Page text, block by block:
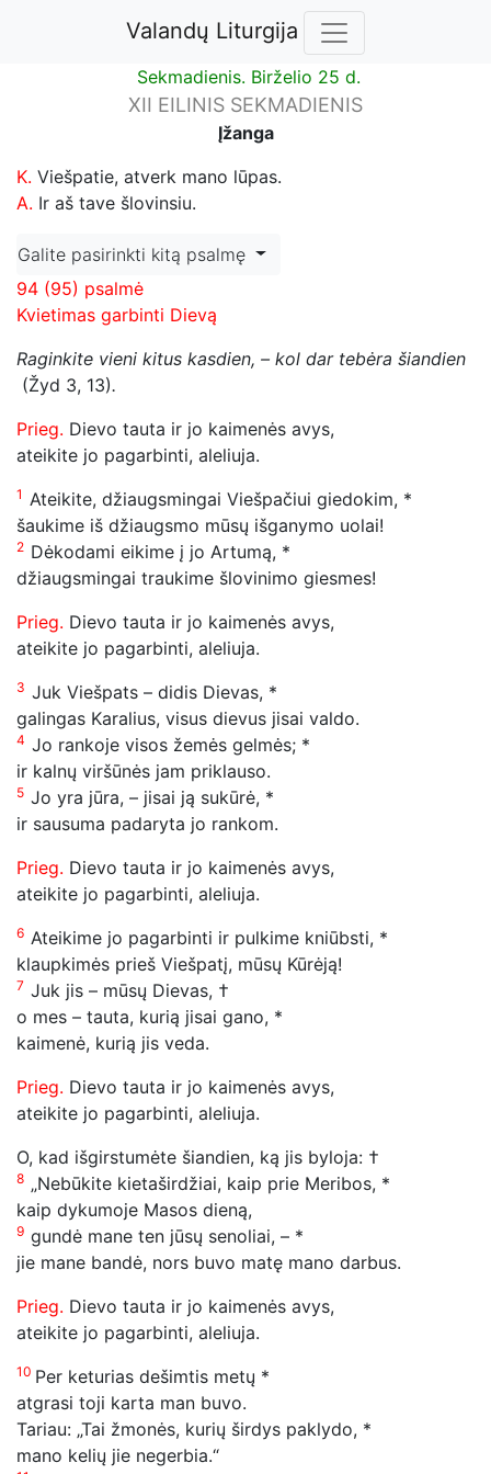
Valandų Liturgija
Sekmadienis. Birželio 25 d.
XII EILINIS SEKMADIENIS
Įžanga
K. Viešpatie, atverk mano lūpas.
A. Ir aš tave šlovinsiu.
Galite pasirinkti kitą psalmę
94 (95) psalmė
Kvietimas garbinti Dievą
Raginkite vieni kitus kasdien, – kol dar tebėra šiandien
(Žyd 3, 13).
Prieg. Dievo tauta ir jo kaimenės avys,
ateikite jo pagarbinti, aleliuja.
1 Ateikite, džiaugsmingai Viešpačiui giedokim, *
šaukime iš džiaugsmo mūsų išganymo uolai!
2 Dėkodami eikime į jo Artumą, *
džiaugsmingai traukime šlovinimo giesmes!
Prieg. Dievo tauta ir jo kaimenės avys,
ateikite jo pagarbinti, aleliuja.
3 Juk Viešpats – didis Dievas, *
galingas Karalius, visus dievus jisai valdo.
4 Jo rankoje visos žemės gelmės; *
ir kalnų viršūnės jam priklauso.
5 Jo yra jūra, – jisai ją sukūrė, *
ir sausuma padaryta jo rankom.
Prieg. Dievo tauta ir jo kaimenės avys,
ateikite jo pagarbinti, aleliuja.
6 Ateikime jo pagarbinti ir pulkime kniūbsti, *
klaupkimės prieš Viešpatį, mūsų Kūrėją!
7 Juk jis – mūsų Dievas, †
o mes – tauta, kurią jisai gano, *
kaimenė, kurią jis veda.
Prieg. Dievo tauta ir jo kaimenės avys,
ateikite jo pagarbinti, aleliuja.
O, kad išgirstumėte šiandien, ką jis byloja: †
8 „Nebūkite kietaširdžiai, kaip prie Meribos, *
kaip dykumoje Masos dieną,
9 gundė mane ten jūsų senoliai, – *
jie mane bandė, nors buvo matę mano darbus.
Prieg. Dievo tauta ir jo kaimenės avys,
ateikite jo pagarbinti, aleliuja.
10 Per keturias dešimtis metų *
atgrasi toji karta man buvo.
Tariau: „Tai žmonės, kurių širdys paklydo, *
mano kelių jie negerbia.“